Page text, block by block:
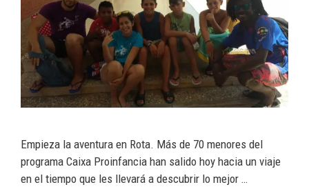
Empieza la aventura en Rota. Más de 70 menores del
programa Caixa Proinfancia han salido hoy hacia un viaje
en el tiempo que les llevará a descubrir lo mejor …